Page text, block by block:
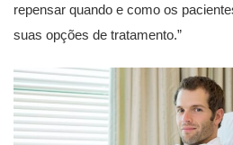
repensar quando e como os
suas opções de tratamento.”